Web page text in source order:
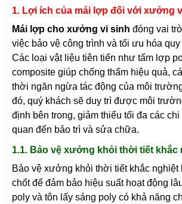
1. Lợi ích của mái lợp đối với xưởng
Mái lợp cho xưởng vi sinh đóng vai
việc bảo vệ công trình và tối ưu hóa quy
Các loại vật liệu tiên tiến như tấm lợp
composite giúp chống thấm hiệu quả,
thời ngăn ngừa tác động của môi
đó, quý khách sẽ duy trì được môi
định bên trong, giảm thiểu tối đa các
quan đến bảo trì và sửa chữa.
1.1. Bảo vệ xưởng khỏi thời tiết khắc
Bảo vệ xưởng khỏi thời tiết khắc nghiệt
chốt để đảm bảo hiệu suất hoạt động
poly và tôn lấy sáng poly có khả năng